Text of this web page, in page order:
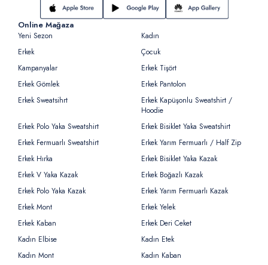
Online Mağaza
Yeni Sezon
Kadın
Erkek
Çocuk
Kampanyalar
Erkek Tişört
Erkek Gömlek
Erkek Pantolon
Erkek Sweatsihrt
Erkek Kapüşonlu Sweatshirt /
Hoodie
Erkek Polo Yaka Sweatshirt
Erkek Bisiklet Yaka Sweatshirt
Erkek Fermuarlı Sweatshirt
Erkek Yarım Fermuarlı / Half Zip
Erkek Hırka
Erkek Bisiklet Yaka Kazak
Erkek V Yaka Kazak
Erkek Boğazlı Kazak
Erkek Polo Yaka Kazak
Erkek Yarım Fermuarlı Kazak
Erkek Mont
Erkek Yelek
Erkek Kaban
Erkek Deri Ceket
Kadın Elbise
Kadın Etek
Kadın Mont
Kadın Kaban